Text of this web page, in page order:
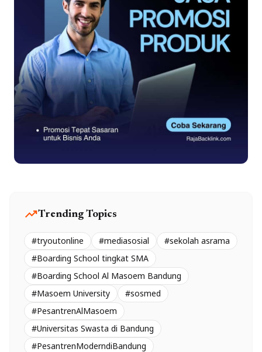
trending_upTrending Topics
#tryoutonline #mediasosial
#sekolah asrama
#Boarding School tingkat SMA
#Boarding School Al Masoem Bandung
#Masoem University
#sosmed
#PesantrenAlMasoem
#Universitas Swasta di Bandung
#PesantrenModerndiBandung